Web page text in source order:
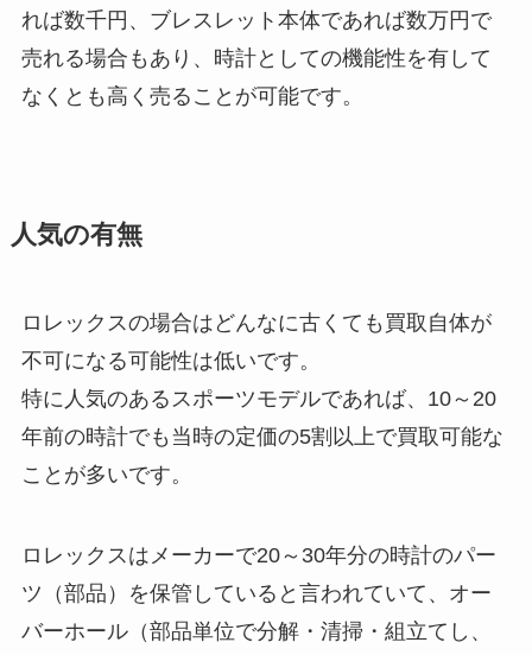
れば数千円、ブレスレット本体であれば数万円で
売れる場合もあり、時計としての機能性を有して
なくとも高く売ることが可能です。
人気の有無
ロレックスの場合はどんなに古くても買取自体が
不可になる可能性は低いです。
特に人気のあるスポーツモデルであれば、10～20
年前の時計でも当時の定価の5割以上で買取可能な
ことが多いです。
ロレックスはメーカーで20～30年分の時計のパー
ツ（部品）を保管していると言われていて、オー
バーホール（部品単位で分解・清掃・組立てし、